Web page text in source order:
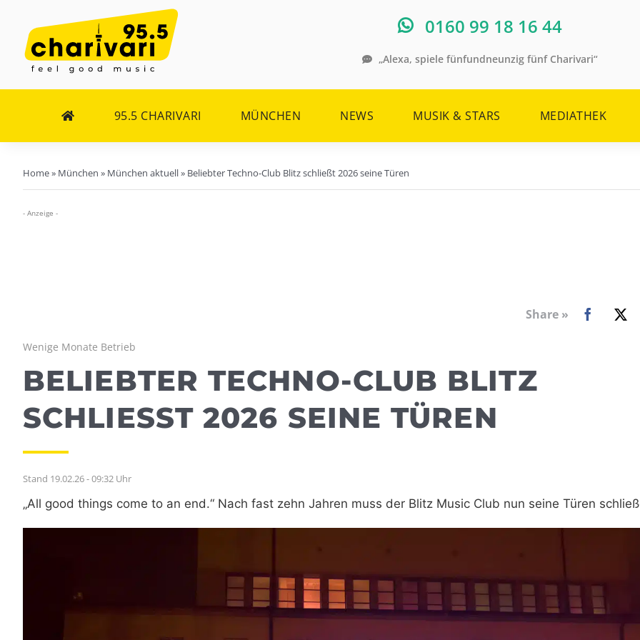
Inhalt
springen
0160 99 18 16 44
„Alexa, spiele fünfundneunzig fünf Charivari“
95.5 CHARIVARI MÜNCHEN NEWS MUSIK & STARS MEDIATHEK
Home» München » München aktuell» Beliebter Techno-Club Blitz schließt 2026 seine Türen
- Anzeige -
Share »
Wenige Monate Betrieb
BELIEBTER TECHNO-CLUB BLITZ
SCHLIESST 2026 SEINE TÜREN
Stand 19.02.26 - 09:32 Uhr
„All good things come to an end.“ Nach fast zehn Jahren muss der Blitz Music Club nun seine Türen